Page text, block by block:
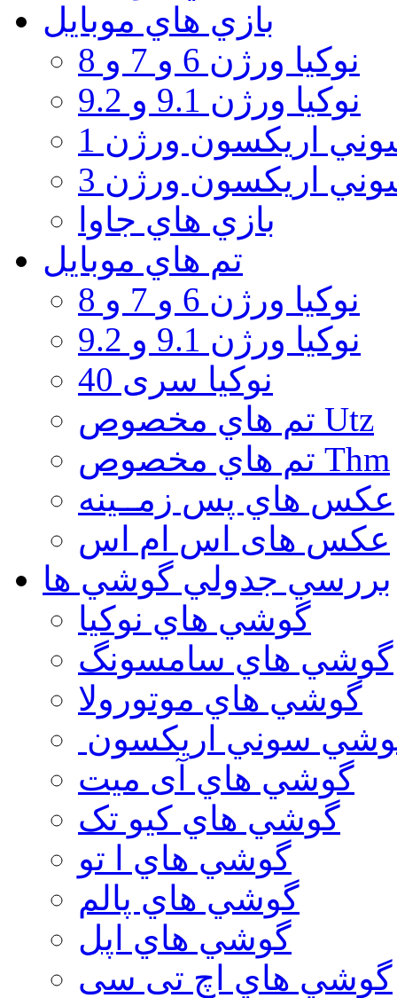
بازي هاي موبايل
نوكيا ورژن 6 و 7 و 8
نوكيا ورژن 9.1 و 9.2
اريكسون ورژن 1
اريكسون ورژن 3
بازي هاي جاوا
تم هاي موبايل
نوكيا ورژن 6 و 7 و 8
نوكيا ورژن 9.1 و 9.2
نوکیا سری 40
تم هاي مخصوص Utz
تم هاي مخصوص Thm
عكس هاي پس زمــينه
عكس های اس ام اس
بررسي جدولي گوشي ها
گوشي هاي نوكيا
گوشي هاي سامسونگ
گوشي هاي موتورولا
سوني اريكسون
گوشي هاي آی میت
گوشي هاي کیو تک
گوشي هاي ا تو
گوشي هاي پالم
گوشي هاي اپل
گوشي هاي اچ تی سی